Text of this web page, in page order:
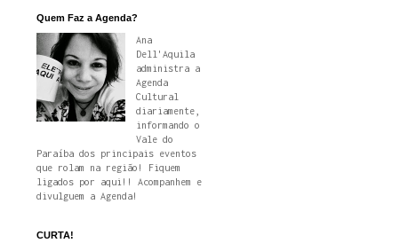
Quem Faz a Agenda?
Ana
Dell'Aquila
administra a
Agenda
Cultural
diariamente,
informando o
Vale do
Paraíba dos principais eventos
que rolam na região! Fiquem
ligados por aqui!! Acompanhem e
divulguem a Agenda!
CURTA!